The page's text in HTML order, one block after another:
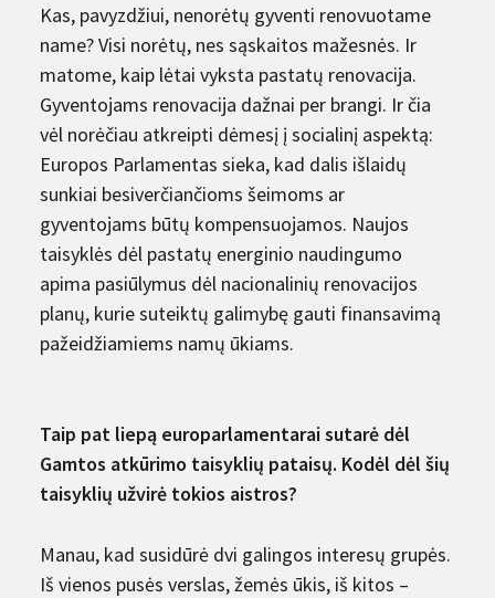
Kas, pavyzdžiui, nenorėtų gyventi renovuotame
name? Visi norėtų, nes sąskaitos mažesnės. Ir
matome, kaip lėtai vyksta pastatų renovacija.
Gyventojams renovacija dažnai per brangi. Ir čia
vėl norėčiau atkreipti dėmesį į socialinį aspektą:
Europos Parlamentas sieka, kad dalis išlaidų
sunkiai besiverčiančioms šeimoms ar
gyventojams būtų kompensuojamos. Naujos
taisyklės dėl pastatų energinio naudingumo
apima pasiūlymus dėl nacionalinių renovacijos
planų, kurie suteiktų galimybę gauti finansavimą
pažeidžiamiems namų ūkiams.
Taip pat liepą europarlamentarai sutarė dėl
Gamtos atkūrimo taisyklių pataisų. Kodėl dėl šių
taisyklių užvirė tokios aistros?
Manau, kad susidūrė dvi galingos interesų grupės.
Iš vienos pusės verslas, žemės ūkis, iš kitos –